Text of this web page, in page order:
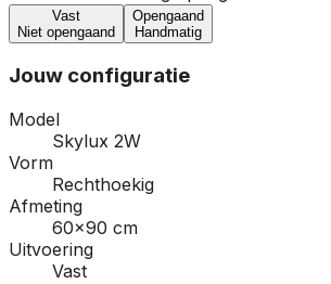
Vast
Niet opengaand
Opengaand
Handmatig
Jouw configuratie
Model
Skylux 2W
Vorm
Rechthoekig
Afmeting
60×90 cm
Uitvoering
Vast